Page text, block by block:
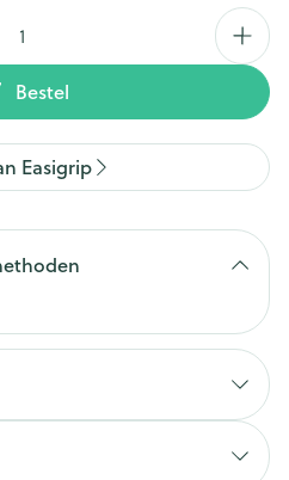
Bestel
Easigrip